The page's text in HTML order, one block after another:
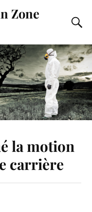
Zone
la motion
carrière